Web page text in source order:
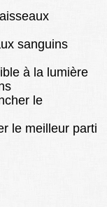
sanguins
à la lumière
le
le meilleur parti